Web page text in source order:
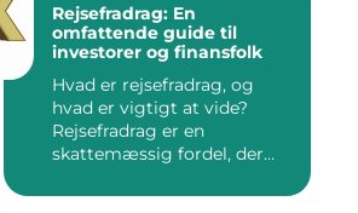
Rejsefradrag: En
omfattende guide til
investorer og finansfolk
Hvad er rejsefradrag, og
hvad er vigtigt at vide?
Rejsefradrag er en
skattemæssig fordel, der